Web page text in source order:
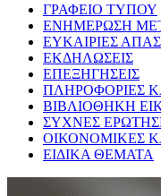
ΓΡΑΦΕΙΟ ΤΥΠΟΥ
ΕΝΗΜΕΡΩΣΗ
ΕΥΚΑΙΡΙΕΣ
ΕΚΔΗΛΩΣΕΙΣ
ΕΠΕΞΗΓΗΣΕΙΣ
ΠΛΗΡΟΦΟΡΙΕΣ
ΒΙΒΛΙΟΘΗΚΗ
ΣΥΧΝΕΣ
ΟΙΚΟΝΟΜΙΚΕΣ
ΕΙΔΙΚΑ ΘΕΜΑΤΑ